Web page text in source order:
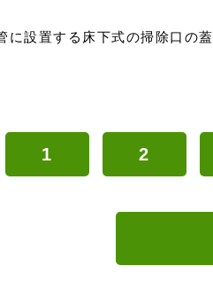
に設置する床下式の掃除口の
1 2